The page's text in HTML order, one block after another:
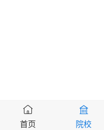
首页 院校